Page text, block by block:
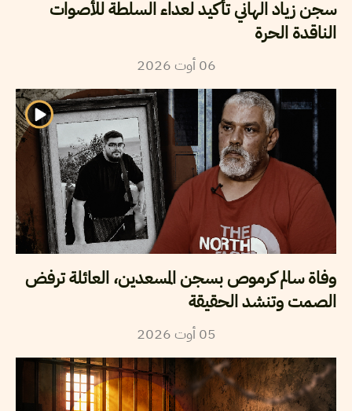
سجن زياد الهاني تأكيد لعداء السلطة للأصوات
الناقدة الحرة
06 أوت2026
وفاة سالم كرموص بسجن المسعدين، العائلة ترفض
الصمت وتنشد الحقيقة
05 أوت2026